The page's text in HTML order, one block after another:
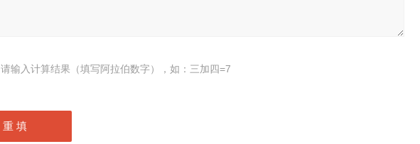
请输入计算结果（填写阿拉伯数字），如：三加四=7